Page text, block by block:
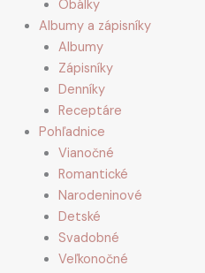
Obálky
Albumy a zápisníky
Albumy
Zápisníky
Denníky
Receptáre
Pohľadnice
Vianočné
Romantické
Narodeninové
Detské
Svadobné
Veľkonočné